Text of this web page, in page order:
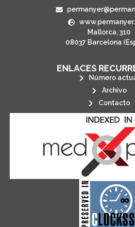
Mallorca, 310
08037 Barcelona
ENLACES
Número
Archivo
Contacto
CLOCKSS is a dak archive that
ensures the long-term survival
of web-based scholary
publications, governed by and for
its stakeholders.